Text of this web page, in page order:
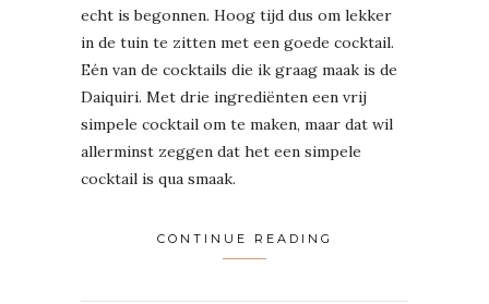
echt is begonnen. Hoog tijd dus om lekker
in de tuin te zitten met een goede cocktail.
Eén van de cocktails die ik graag maak is de
Daiquiri. Met drie ingrediënten een vrij
simpele cocktail om te maken, maar dat wil
allerminst zeggen dat het een simpele
cocktail is qua smaak.
CONTINUE READING